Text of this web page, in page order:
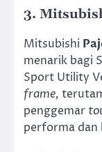
3.
Mitsubishi
menarik bagi
Sport Utility
frame,
penggemar
performa dan